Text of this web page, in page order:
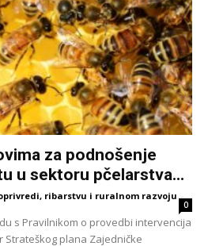
za podnošenje
u sektoru pčelarstva...
ribarstvu i ruralnom razvoju -
0
s Pravilnikom o provedbi intervencija
plana Zajedničke